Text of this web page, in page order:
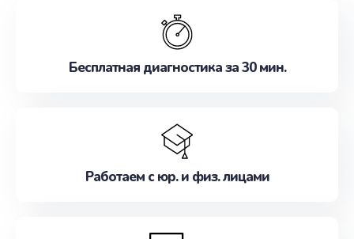
наилучшим образом. Не медлите записаться на
Бесплатная диагностика за 30 мин.
Работаем с юр. и физ. лицами